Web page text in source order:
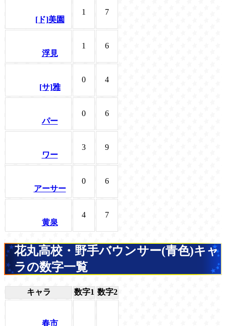
[ド]美園
1 7
浮見
1 6
[サ]雅
0 4
パー
0 6
ワー
3 9
アーサー
0 6
黄泉
4 7
花丸高校・野手バウンサー(青色)キャ
ラの数字一覧
キャラ 数字1 数字2
春市